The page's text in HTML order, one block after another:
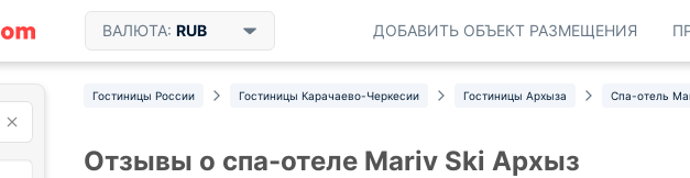
ВАЛЮТА: RUB ДОБАВИТЬ ОБЪЕКТ РАЗМЕЩЕНИЯ
Гостиницы России Гостиницы Карачаево-Черкесии Гостиницы Архыза Спа-отель
Отзывы о спа-отеле Mariv Ski Архыз